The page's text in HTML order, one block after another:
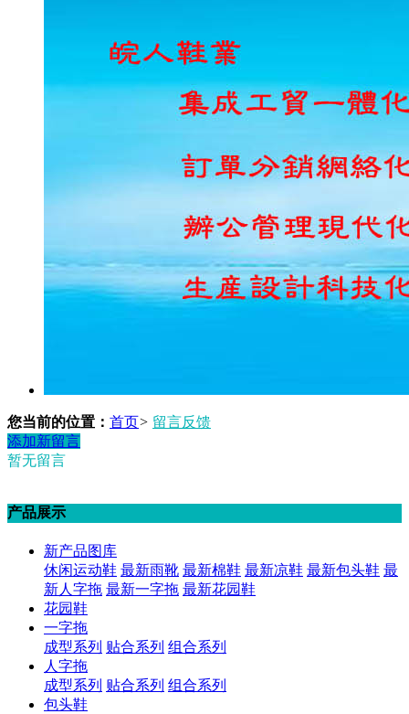
您当前的位置： 首页> 留言反馈
添加新留言
暂无留言
产品展示
新产品图库
休闲运动鞋 最新雨靴 最新棉鞋 最新凉鞋 最新包头鞋 最
新人字拖 最新一字拖 最新花园鞋
花园鞋
一字拖
成型系列 贴合系列 组合系列
人字拖
成型系列 贴合系列 组合系列
包头鞋